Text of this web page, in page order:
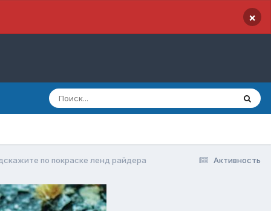
×
Активность
по покраске ленд райдера